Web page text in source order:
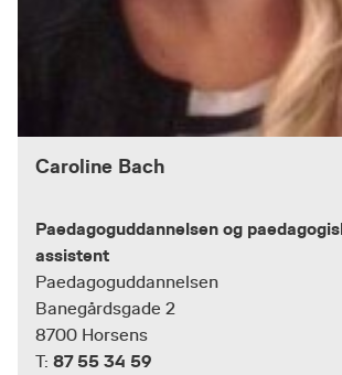
Caroline Bach
Paedagoguddannelsen og
assistent
Paedagoguddannelsen
Banegårdsgade 2
8700 Horsens
T: 87 55 34 59